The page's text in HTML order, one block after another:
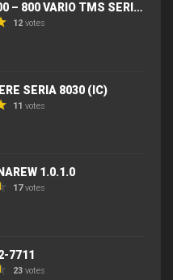
FENDT 700 – 800 VARIO TMS SERIES (IC) V2
12 votes
SERIA 8030 (IC)
11 votes
1.0.1.0
17votes
7711
23 votes